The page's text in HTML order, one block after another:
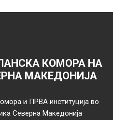
КОМОРА НА
МАКЕДОНИЈА
и ПРВА институција во
Северна Македонија